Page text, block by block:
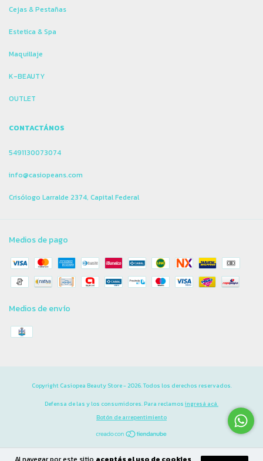
Cejas & Pestañas
Estetica & Spa
Maquillaje
K-BEAUTY
OUTLET
CONTACTÁNOS
5491130073074
info@casiopeans.com
Crisólogo Larralde 2374, Capital Federal
Medios de pago
Medios de envío
Copyright Casiopea Beauty Store - 2026. Todos los derechos reservados.
Defensa de las y los consumidores. Para reclamos ingresá acá.
Botón de arrepentimiento